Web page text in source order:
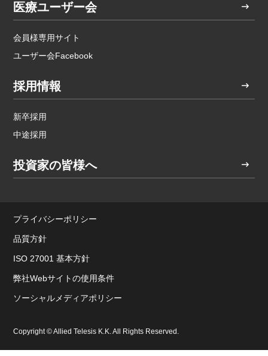
医療ユーザー会
会員様専用サイト
ユーザー会Facebook
採用情報
新卒採用
中途採用
投資家の皆様へ
プライバシーポリシー
品質方針
ISO 27001 基本方針
弊社Webサイトの使用条件
ソーシャルメディアポリシー
Copyright © Allied Telesis K.K. All Rights Reserved.